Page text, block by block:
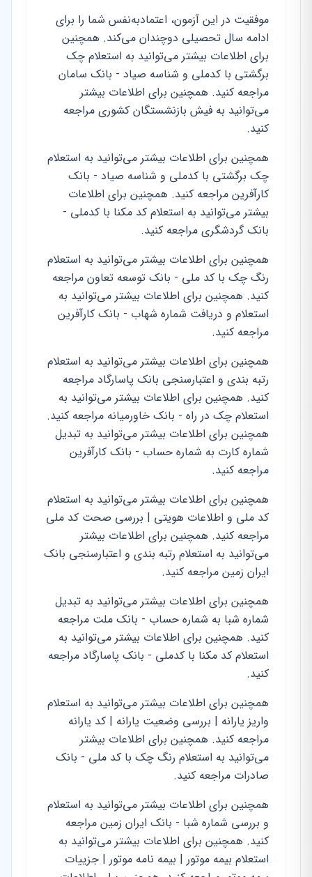
موفقیت در این آزمون، اعتمادبه‌نفس شما را برای
ادامه سال تحصیلی دوچندان می‌کند. همچنین
برای اطلاعات بیشتر می‌توانید به استعلام چک
برگشتی با کدملی و شناسه صیاد - بانک سامان
مراجعه کنید. همچنین برای اطلاعات بیشتر
می‌توانید به فیش بازنشستگان کشوری مراجعه
کنید.
همچنین برای اطلاعات بیشتر می‌توانید به استعلام
چک برگشتی با کدملی و شناسه صیاد - بانک
کارآفرین مراجعه کنید. همچنین برای اطلاعات
بیشتر می‌توانید به استعلام کد مکنا با کدملی -
بانک گردشگری مراجعه کنید.
همچنین برای اطلاعات بیشتر می‌توانید به استعلام
رنگ چک با کد ملی - بانک توسعه تعاون مراجعه
کنید. همچنین برای اطلاعات بیشتر می‌توانید به
استعلام و دریافت شماره شهاب - بانک کارآفرین
مراجعه کنید.
همچنین برای اطلاعات بیشتر می‌توانید به استعلام
رتبه بندی و اعتبارسنجی بانک پاسارگاد مراجعه
کنید. همچنین برای اطلاعات بیشتر می‌توانید به
استعلام چک در راه - بانک خاورمیانه مراجعه کنید.
همچنین برای اطلاعات بیشتر می‌توانید به تبدیل
شماره کارت به شماره حساب - بانک کارآفرین
مراجعه کنید.
همچنین برای اطلاعات بیشتر می‌توانید به استعلام
کد ملی و اطلاعات هویتی | بررسی صحت کد ملی
مراجعه کنید. همچنین برای اطلاعات بیشتر
می‌توانید به استعلام رتبه بندی و اعتبارسنجی بانک
ایران زمین مراجعه کنید.
همچنین برای اطلاعات بیشتر می‌توانید به تبدیل
شماره شبا به شماره حساب - بانک ملت مراجعه
کنید. همچنین برای اطلاعات بیشتر می‌توانید به
استعلام کد مکنا با کدملی - بانک پاسارگاد مراجعه
کنید.
همچنین برای اطلاعات بیشتر می‌توانید به استعلام
واریز یارانه | بررسی وضعیت یارانه | کد یارانه
مراجعه کنید. همچنین برای اطلاعات بیشتر
می‌توانید به استعلام رنگ چک با کد ملی - بانک
صادرات مراجعه کنید.
همچنین برای اطلاعات بیشتر می‌توانید به استعلام
و بررسی شماره شبا - بانک ایران زمین مراجعه
کنید. همچنین برای اطلاعات بیشتر می‌توانید به
استعلام بیمه موتور | بیمه نامه موتور | جزییات